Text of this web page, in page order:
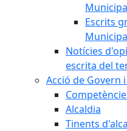
Escrits
Notícies
escrita del
Acció de Govern
Alcaldia
Tinents